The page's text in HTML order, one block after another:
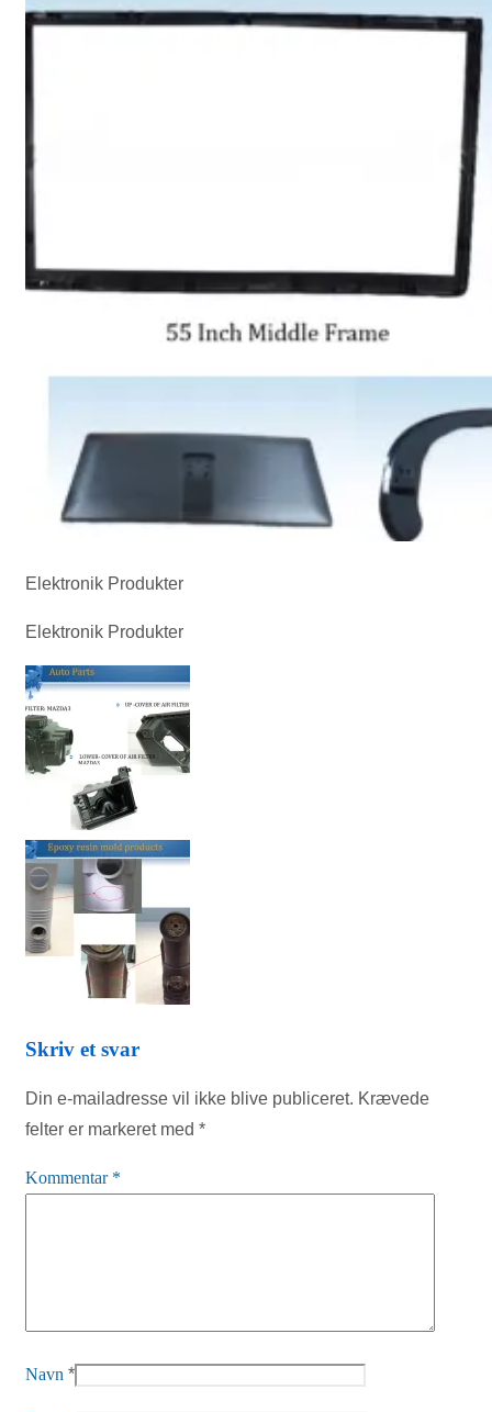
Elektronik Produkter
Elektronik Produkter
Skriv et svar
Din e-mailadresse vil ikke blive publiceret. Krævede
felter er markeret med *
Kommentar *
Navn *